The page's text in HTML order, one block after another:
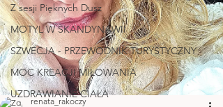
Z sesji Pięknych Dusz
MOTYL W SKANDYNAWII
SZWECJA - PRZEWODNIK TURYSTYCZNY
MOC KREACJI MIŁOWANIA
UZDRAWIANIE CIAŁA
renata_rakoczy